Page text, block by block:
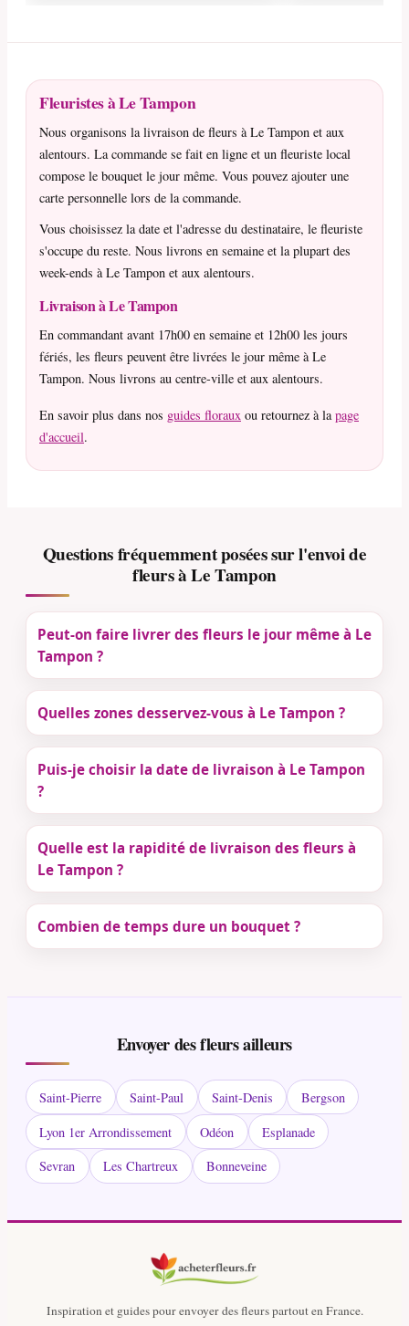
Fleuristes à Le Tampon
Nous organisons la livraison de fleurs à Le Tampon et aux
alentours. La commande se fait en ligne et un fleuriste local
compose le bouquet le jour même. Vous pouvez ajouter une
carte personnelle lors de la commande.
Vous choisissez la date et l'adresse du destinataire, le fleuriste
s'occupe du reste. Nous livrons en semaine et la plupart des
week-ends à Le Tampon et aux alentours.
Livraison à Le Tampon
En commandant avant 17h00 en semaine et 12h00 les jours
fériés, les fleurs peuvent être livrées le jour même à Le
Tampon. Nous livrons au centre-ville et aux alentours.
En savoir plus dans nos guides floraux ou retournez à lapage
d'accueil.
Questions fréquemment posées sur l'envoi de
fleurs à Le Tampon
Peut-on faire livrer des fleurs le jour même à Le
Tampon ?
Quelles zones desservez-vous à Le Tampon ?
Puis-je choisir la date de livraison à Le Tampon
?
Quelle est la rapidité de livraison des fleurs à
Le Tampon ?
Combien de temps dure un bouquet ?
Envoyer des fleurs ailleurs
Saint-Pierre Saint-Paul Saint-Denis
Bergson
Lyon 1er Arrondissement
Odéon
Esplanade
Sevran
Les Chartreux Bonneveine
Inspiration et guides pour envoyer des fleurs partout en France.